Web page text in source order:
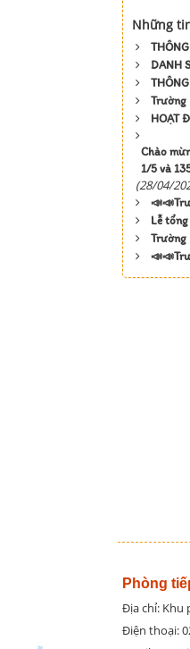
Những
DANH
Trường
HOẠT
Chào
1/5 và
(28/04/
Lễ
Trường
Phòng
Địa chỉ: Khu
Điện thoại: